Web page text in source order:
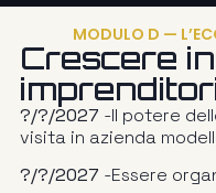
MODULO D —
Crescere
?/?/2027 -Il potere
visita in azienda
?/?/2027 -Essere